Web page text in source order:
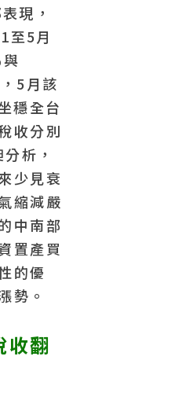
現，
至5月
5月該
穩全台
收分別
析，
少見衰
縮減嚴
中南部
置產買
的優
勢。
收翻